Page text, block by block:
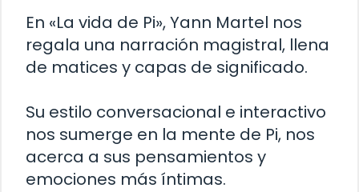
En «La vida de Pi», Yann Martel nos
regala una narración magistral, llena
de matices y capas de significado.
Su estilo conversacional e interactivo
nos sumerge en la mente de Pi, nos
acerca a sus pensamientos y
emociones más íntimas.